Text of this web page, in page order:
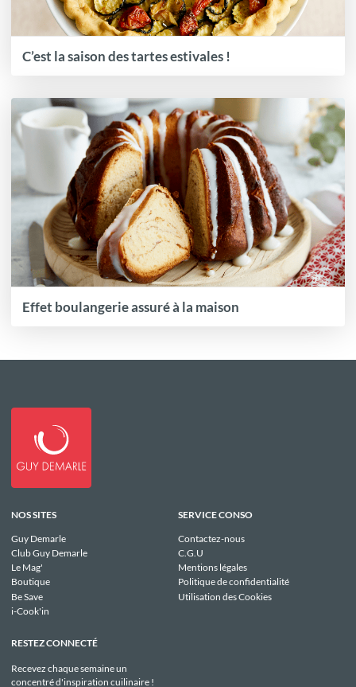
C’est la saison des tartes estivales !
Effet boulangerie assuré à la maison
NOS SITES
Guy Demarle
Club Guy Demarle
Le Mag'
Boutique
Be Save
i-Cook'in
SERVICE CONSO
Contactez-nous
C.G.U
Mentions légales
Politique de confidentialité
Utilisation des Cookies
RESTEZ CONNECTÉ
Recevez chaque semaine un
concentré d'inspiration cuilinaire !